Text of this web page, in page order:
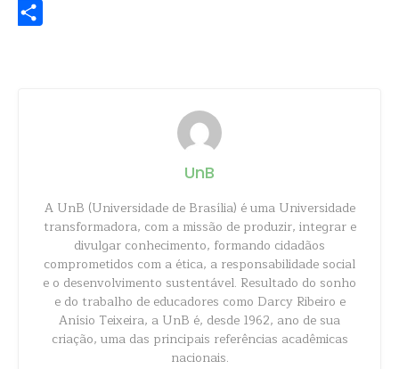
UnB
A UnB (Universidade de Brasília) é uma Universidade
transformadora, com a missão de produzir, integrar e
divulgar conhecimento, formando cidadãos
comprometidos com a ética, a responsabilidade social
e o desenvolvimento sustentável. Resultado do sonho
e do trabalho de educadores como Darcy Ribeiro e
Anísio Teixeira, a UnB é, desde 1962, ano de sua
criação, uma das principais referências acadêmicas
nacionais.